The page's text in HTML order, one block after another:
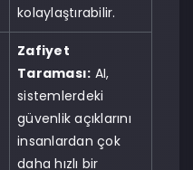
kolaylaştırabilir.
Zafiyet
Taraması: AI,
sistemlerdeki
güvenlik açıklarını
insanlardan çok
daha hızlı bir